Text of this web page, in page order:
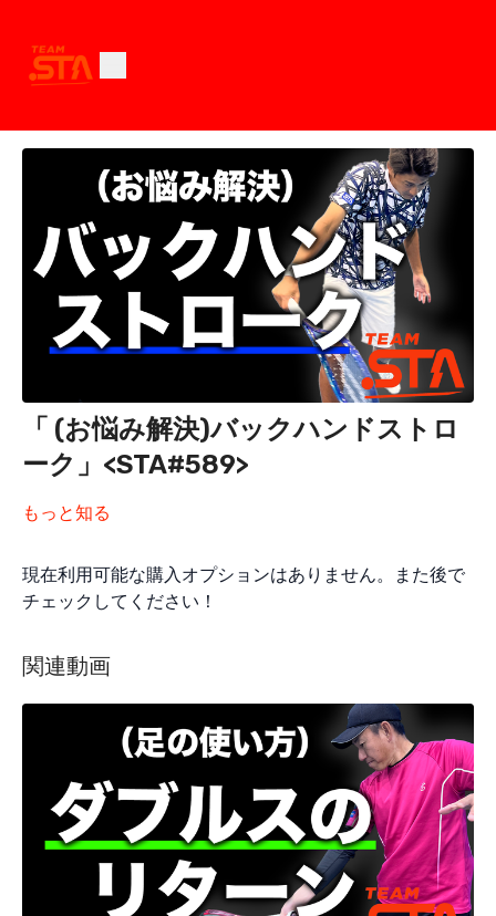
「 (お悩み解決)バックハンドストロ
ーク」<STA#589>
もっと知る
現在利用可能な購入オプションはありません。また後で
チェックしてください！
関連動画